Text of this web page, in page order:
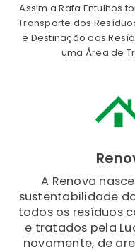
Assim a Rafa Entulhos
Transporte dos
e Destinação dos
uma Área de
A Renova
sustentabilidade
todos os resíduos
e tratados pela
novamente, de